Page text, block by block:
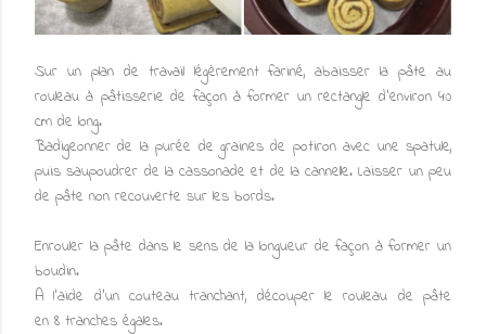
Sur un plan de travail légèrement fariné, abaisser la pâte au
rouleau à pâtisserie de façon à former un rectangle d'environ 40
cm de long.
Badigeonner de la purée de graines de potiron avec une spatule,
puis saupoudrer de la cassonade et de la cannelle. Laisser un peu
de pâte non recouverte sur les bords.
Enrouler la pâte dans le sens de la longueur de façon à former un
boudin.
A l'aide d'un couteau tranchant, découper le rouleau de pâte
en 8 tranches égales.